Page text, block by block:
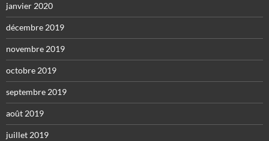
janvier 2020
décembre 2019
novembre 2019
octobre 2019
septembre 2019
août 2019
juillet 2019